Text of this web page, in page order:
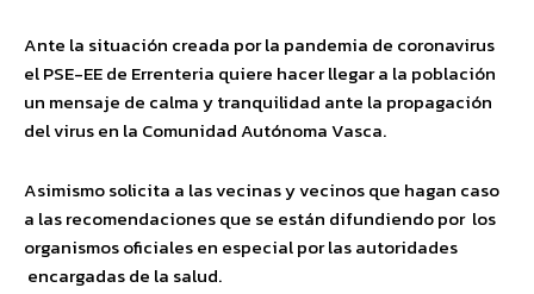
Ante la situación creada por la pandemia de coronavirus
el PSE-EE de Errenteria quiere hacer llegar a la población
un mensaje de calma y tranquilidad ante la propagación
del virus en la Comunidad Autónoma Vasca.
Asimismo solicita a las vecinas y vecinos que hagan caso
a las recomendaciones que se están difundiendo por los
organismos oficiales en especial por las autoridades
encargadas de la salud.